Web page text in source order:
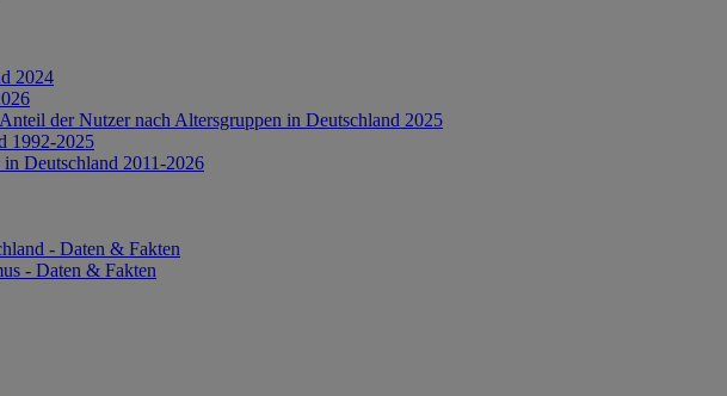
2024
der Nutzer nach Altersgruppen in Deutschland 2025
1992-2025
Deutschland 2011-2026
- Daten & Fakten
- Daten & Fakten